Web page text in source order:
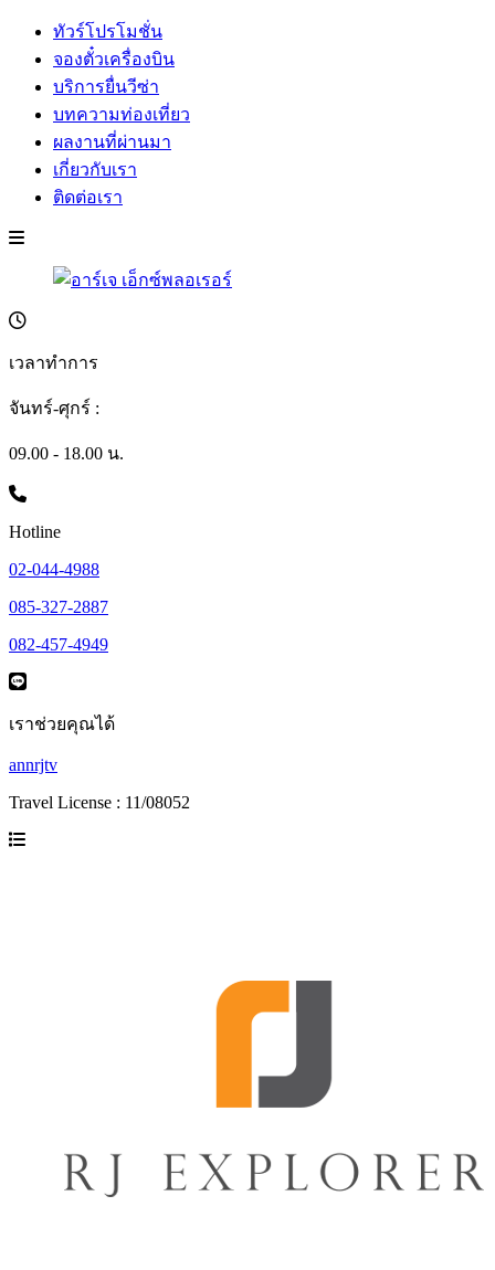
ทัวร์โปรโมชั่น
จองตั๋วเครื่องบิน
บริการยื่นวีซ่า
บทความท่องเที่ยว
ผลงานที่ผ่านมา
เกี่ยวกับเรา
ติดต่อเรา
เวลาทำการ
จันทร์-ศุกร์ :
09.00 - 18.00 น.
Hotline
02-044-4988
085-327-2887
082-457-4949
เราช่วยคุณได้
annrjtv
Travel License : 11/08052